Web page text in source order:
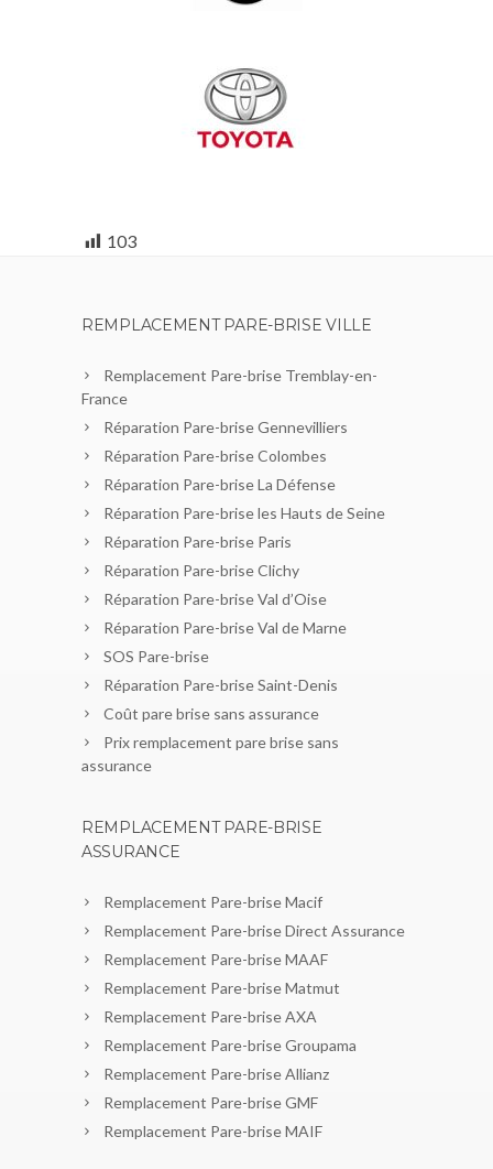
103
REMPLACEMENT PARE-BRISE VILLE
Remplacement Pare-brise Tremblay-en-
France
Réparation Pare-brise Gennevilliers
Réparation Pare-brise Colombes
Réparation Pare-brise La Défense
Réparation Pare-brise les Hauts de Seine
Réparation Pare-brise Paris
Réparation Pare-brise Clichy
Réparation Pare-brise Val d’Oise
Réparation Pare-brise Val de Marne
SOS Pare-brise
Réparation Pare-brise Saint-Denis
Coût pare brise sans assurance
Prix remplacement pare brise sans
assurance
REMPLACEMENT PARE-BRISE
ASSURANCE
Remplacement Pare-brise Macif
Remplacement Pare-brise Direct Assurance
Remplacement Pare-brise MAAF
Remplacement Pare-brise Matmut
Remplacement Pare-brise AXA
Remplacement Pare-brise Groupama
Remplacement Pare-brise Allianz
Remplacement Pare-brise GMF
Remplacement Pare-brise MAIF